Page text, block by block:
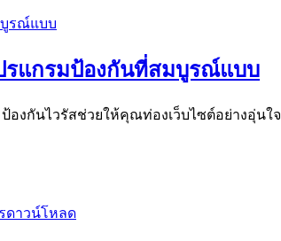
รแกรมป้องกันที่สมบูรณ์แบบ
ป้องกันไวรัสช่วยให้คุณท่องเว็บไซต์อย่างอุ่นใจ